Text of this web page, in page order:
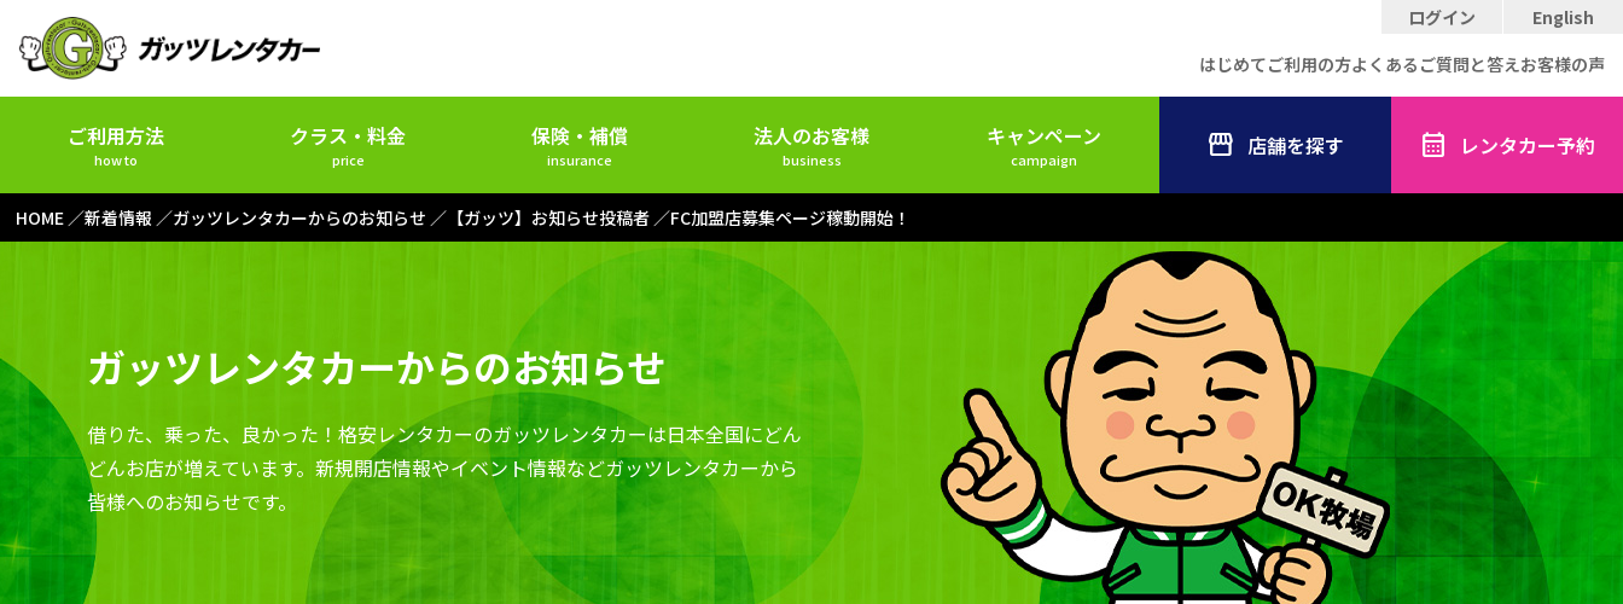
ログイン
English
はじめてご利用の方よくあるご質問と答えお客様の声
ご利用方法
how to
クラス・料金
price
保険・補償
insurance
法人のお客様
business
キャンペーン
campaign 店舗を探す レンタカー予約
HOME 新着情報 ガッツレンタカーからのお知らせ 【ガッツ】お知らせ投稿者 FC加盟店募集ページ稼動開始！
ガッツレンタカーからのお知らせ
借りた、乗った、良かった！格安レンタカーのガッツレンタカーは日本全国にどん
どんお店が増えています。新規開店情報やイベント情報などガッツレンタカーから
皆様へのお知らせです。